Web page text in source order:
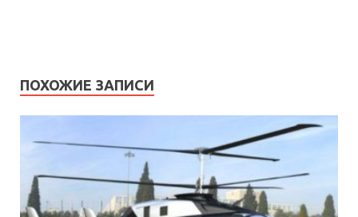
ПОХОЖИЕ ЗАПИСИ